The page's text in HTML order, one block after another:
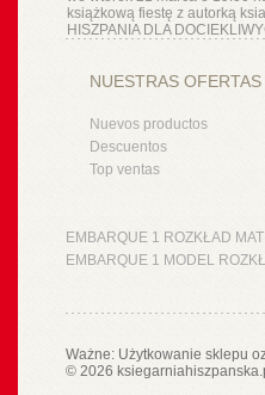
książkową fiestę z autorką
HISZPANIA DLA
NUESTRAS OFERTAS
Nuevos productos
Descuentos
Top ventas
EMBARQUE 1 ROZKŁAD
EMBARQUE 1 MODEL
Ważne: Użytkowanie sklepu
© 2026